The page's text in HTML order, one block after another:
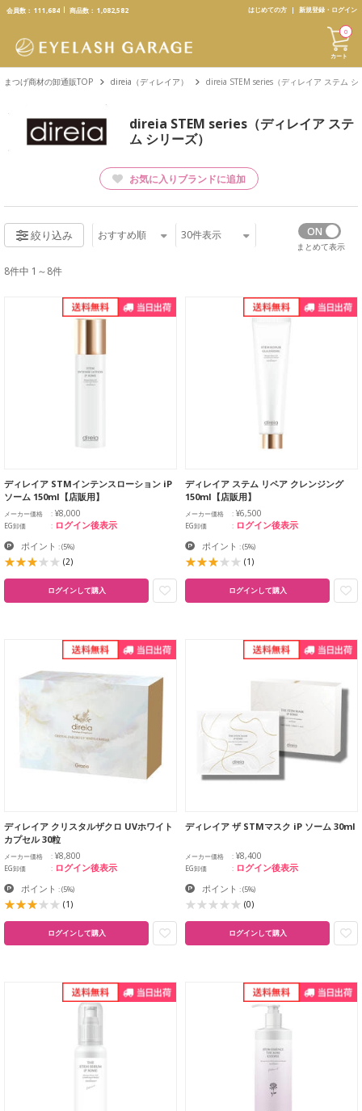
text.skipToContent
text.skipToNavigation
会員数： 111,684 商品数： 1,082,582 はじめての方 新規登録・ログイン
カート
0
まつげ商材の卸通販TOP direia（ディレイア） direia STEM series（ディレイア ステム シ
direia STEM series（ディレイア ステ
ム シリーズ）
お気に入りブランドに追加
絞り込み おすすめ順 30件表示
まとめて表示
8件中 1～8件
ディレイア STMインテンスローション iP
ソーム 150ml【店販用】
メーカー価格 ¥8,000
EG卸価 ログイン後表示
ポイント :(5%)
(2)
ログインして購入
ディレイア ステム リペア クレンジング
150ml【店販用】
メーカー価格 ¥6,500
EG卸価 ログイン後表示
ポイント :(5%)
(1)
ログインして購入
ディレイア クリスタルザクロ UVホワイト
カプセル 30粒
メーカー価格 ¥8,800
EG卸価 ログイン後表示
ポイント :(5%)
(1)
ログインして購入
ディレイア ザ STMマスク iP ソーム 30ml
メーカー価格 ¥8,400
EG卸価 ログイン後表示
ポイント :(5%)
(0)
ログインして購入